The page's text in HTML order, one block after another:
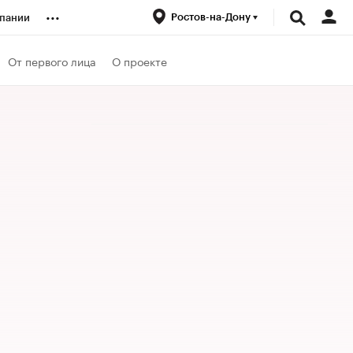
... Ростов-на-Дону
От первого лица О проекте